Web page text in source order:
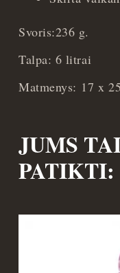
Svoris:236 g.
Talpa: 6 litrai
Matmenys: 17 x
JUMS
PATIKTI: